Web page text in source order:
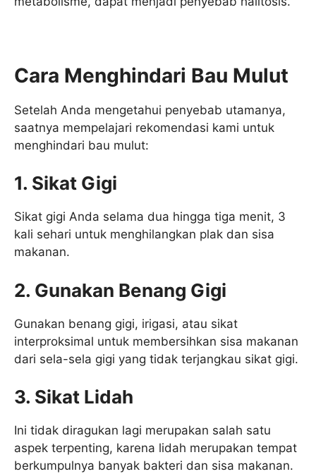
Cara Menghindari Bau Mulut
Setelah Anda mengetahui penyebab utamanya,
saatnya mempelajari rekomendasi kami untuk
menghindari bau mulut:
1. Sikat Gigi
Sikat gigi Anda selama dua hingga tiga menit, 3
kali sehari untuk menghilangkan plak dan sisa
makanan.
2. Gunakan Benang Gigi
Gunakan benang gigi, irigasi, atau sikat
interproksimal untuk membersihkan sisa makanan
dari sela-sela gigi yang tidak terjangkau sikat gigi.
3. Sikat Lidah
Ini tidak diragukan lagi merupakan salah satu
aspek terpenting, karena lidah merupakan tempat
berkumpulnya banyak bakteri dan sisa makanan.